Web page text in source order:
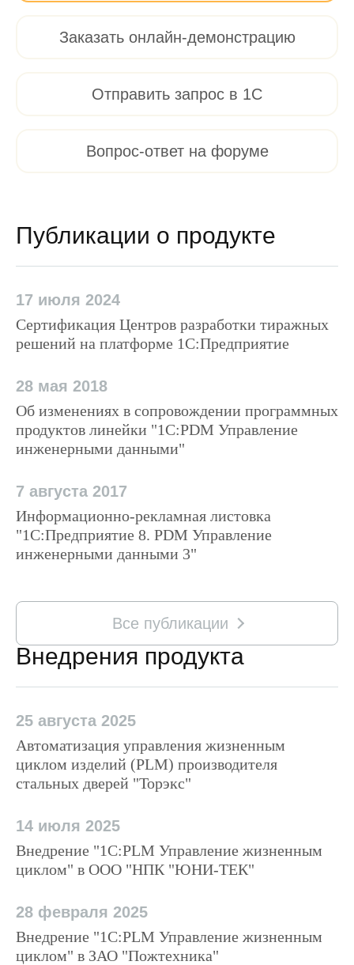
Заказать онлайн-демонстрацию
Отправить запрос в 1С
Вопрос-ответ на форуме
Публикации о продукте
17 июля 2024
Сертификация Центров разработки тиражных
решений на платформе 1С:Предприятие
28 мая 2018
Об изменениях в сопровождении программных
продуктов линейки "1С:PDM Управление
инженерными данными"
7 августа 2017
Информационно-рекламная листовка
"1С:Предприятие 8. PDM Управление
инженерными данными 3"
Все публикации
Внедрения продукта
25 августа 2025
Автоматизация управления жизненным
циклом изделий (PLM) производителя
стальных дверей "Торэкс"
14 июля 2025
Внедрение "1С:PLM Управление жизненным
циклом" в ООО "НПК "ЮНИ-ТЕК"
28 февраля 2025
Внедрение "1С:PLM Управление жизненным
циклом" в ЗАО "Пожтехника"